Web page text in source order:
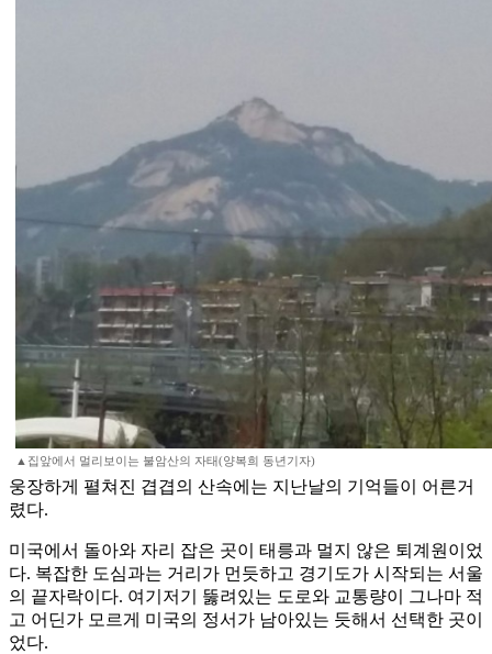
▲집앞에서 멀리보이는 불암산의 자태(양복희 동년기자)
웅장하게 펼쳐진 겹겹의 산속에는 지난날의 기억들이 어른거
렸다.
미국에서 돌아와 자리 잡은 곳이 태릉과 멀지 않은 퇴계원이었
다. 복잡한 도심과는 거리가 먼듯하고 경기도가 시작되는 서울
의 끝자락이다. 여기저기 뚫려있는 도로와 교통량이 그나마 적
고 어딘가 모르게 미국의 정서가 남아있는 듯해서 선택한 곳이
었다.